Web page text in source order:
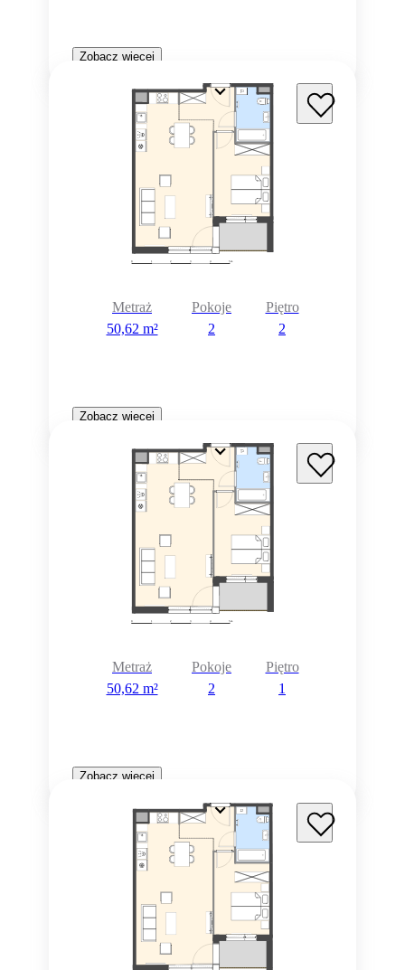
Zobacz więcej
Metraż
50,62 m²
Pokoje
2
Piętro
2
Zobacz więcej
Metraż
50,62 m²
Pokoje
2
Piętro
1
Zobacz więcej